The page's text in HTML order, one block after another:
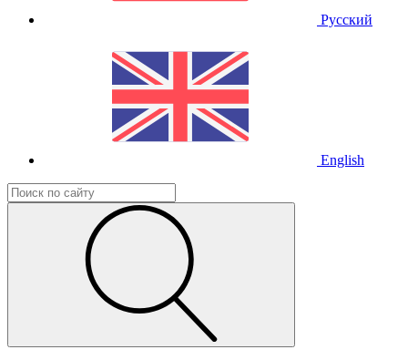
Русский
English